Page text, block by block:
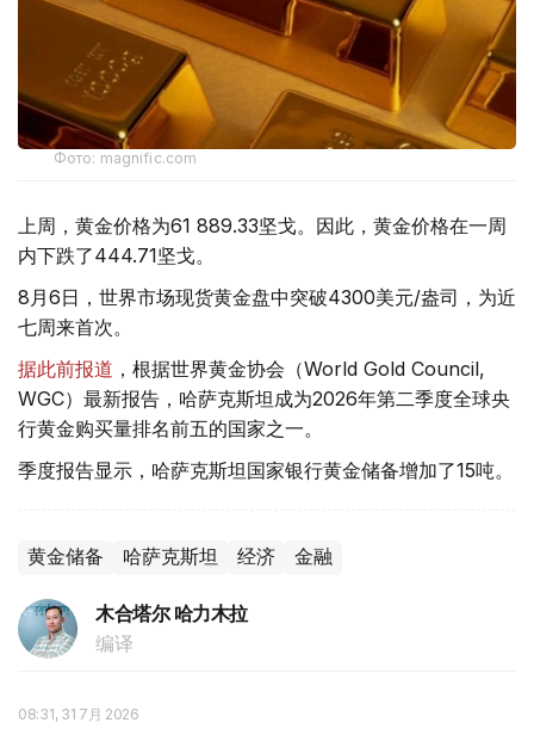
Фото: magnific.com
上周，黄金价格为61 889.33坚戈。因此，黄金价格在一周
内下跌了444.71坚戈。
8月6日，世界市场现货黄金盘中突破4300美元/盎司，为近
七周来首次。
据此前报道 ，根据世界黄金协会（World Gold Council,
WGC）最新报告，哈萨克斯坦成为2026年第二季度全球央
行黄金购买量排名前五的国家之一。
季度报告显示，哈萨克斯坦国家银行黄金储备增加了15吨。
黄金储备 哈萨克斯坦 经济 金融
木合塔尔 哈力木拉
编译
08:31, 31 7月 2026